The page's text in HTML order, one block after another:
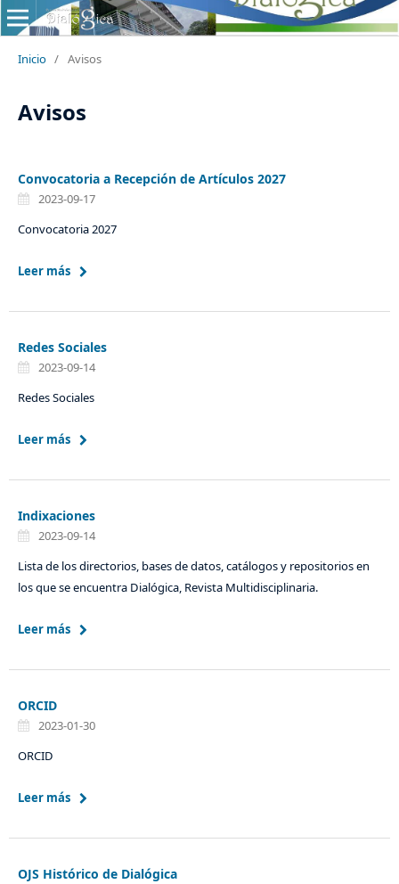
Inicio / Avisos
Avisos
Convocatoria a Recepción de Artículos 2027
2023-09-17
Convocatoria 2027
Leer más
Redes Sociales
2023-09-14
Redes Sociales
Leer más
Indixaciones
2023-09-14
Lista de los directorios, bases de datos, catálogos y repositorios en
los que se encuentra Dialógica, Revista Multidisciplinaria.
Leer más
ORCID
2023-01-30
ORCID
Leer más
OJS Histórico de Dialógica